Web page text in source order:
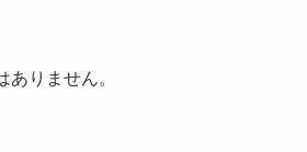
りません。